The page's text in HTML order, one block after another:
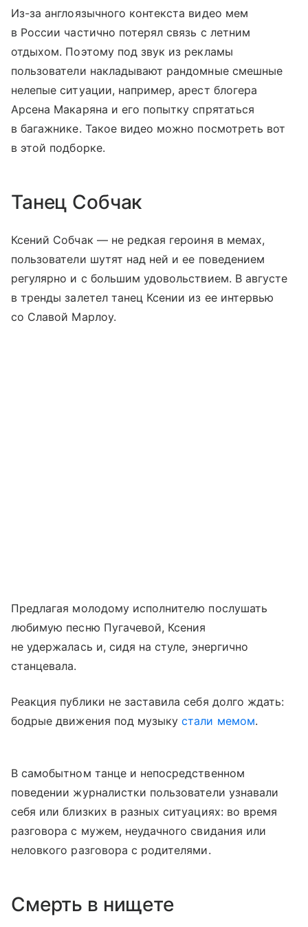
Из-за англоязычного контекста видео мем
в России частично потерял связь с летним
отдыхом. Поэтому под звук из рекламы
пользователи накладывают рандомные смешные
нелепые ситуации, например, арест блогера
Арсена Макаряна и его попытку спрятаться
в багажнике. Такое видео можно посмотреть вот
в этой подборке.
Танец Собчак
Ксений Собчак — не редкая героиня в мемах,
пользователи шутят над ней и ее поведением
регулярно и с большим удовольствием. В августе
в тренды залетел танец Ксении из ее интервью
со Славой Марлоу.
Предлагая молодому исполнителю послушать
любимую песню Пугачевой, Ксения
не удержалась и, сидя на стуле, энергично
станцевала.
Реакция публики не заставила себя долго ждать:
бодрые движения под музыкустали мемом.
В самобытном танце и непосредственном
поведении журналистки пользователи узнавали
себя или близких в разных ситуациях: во время
разговора с мужем, неудачного свидания или
неловкого разговора с родителями.
Смерть в нищете